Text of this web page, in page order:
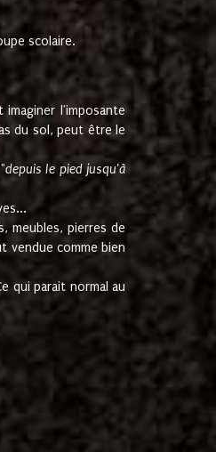
scolaire.
l'imposante
du sol, peut être le
depuis le pied jusqu'à
meubles, pierres de
vendue comme bien
qui parait normal au